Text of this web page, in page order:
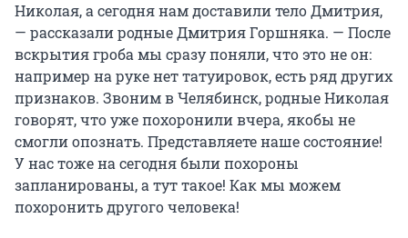
Николая, а сегодня нам доставили тело Дмитрия,
— рассказали родные Дмитрия Горшняка. — После
вскрытия гроба мы сразу поняли, что это не он:
например на руке нет татуировок, есть ряд других
признаков. Звоним в Челябинск, родные Николая
говорят, что уже похоронили вчера, якобы не
смогли опознать. Представляете наше состояние!
У нас тоже на сегодня были похороны
запланированы, а тут такое! Как мы можем
похоронить другого человека!